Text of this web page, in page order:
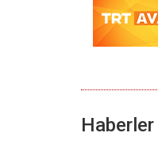
Haberler